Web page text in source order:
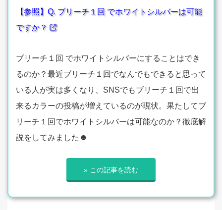
【参照】Q. ブリーチ１回 でホワイトシルバーは可能
ですか？
ブリーチ１回 でホワイトシルバーにすることはでき
るのか？最近ブリーチ１回でなんでもできると思って
いる人が実は多くなり、SNSでもブリーチ１回で出
来るカラーの投稿が増えているのが現状。果たしてブ
リーチ１回でホワイトシルバーは可能なのか？徹底解
説をしてみました☻
» この記事を読む